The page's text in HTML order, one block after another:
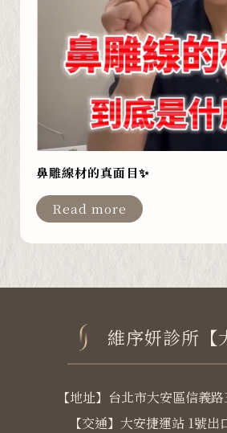
鼻雕線材的真面目✨
Read more
維序妍診所【
【地址】台北市大安區信義
【交通】大安捷運站 1號出